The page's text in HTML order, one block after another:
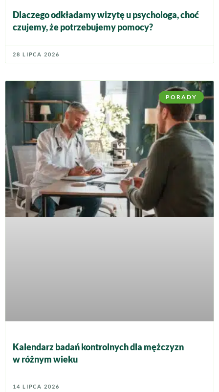
Dlaczego odkładamy wizytę u psychologa, choć
czujemy, że potrzebujemy pomocy?
28 LIPCA 2026
PORADY
Kalendarz badań kontrolnych dla mężczyzn
w różnym wieku
14 LIPCA 2026